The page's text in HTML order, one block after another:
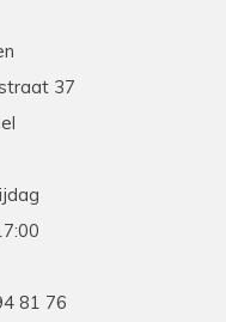
als plaatsing
37
81 76